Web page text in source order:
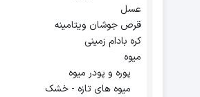
عسل
قرص جوشان ویتامینه
کره بادام زمینی
میوه
پوره و پودر میوه
میوه های تازه - خشک